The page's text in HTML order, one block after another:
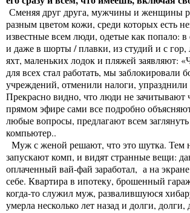
Сменяя друг друга, мужчины и женщины
разным цветом кожи, среди которых есть
известные всем люди, одетые как попало:
и даже в шорты / плавки, из студий и с гор,
яхт, маленьких лодок и пляжей заявляют:
для всех стал работать, мы заблокировали
учреждений, отменили налоги,
Прекрасно видно, что люди не зачитывают
прямом эфире сами все подробно
любые вопросы, предлагают всем
компьютер..
Муж с женой решают, что это шутка. Тем
запускают комп, и видят странные вещи:
оплаченный вай-фай заработал, а на
себе. Квартира в ипотеку, брошенный
когда-то служил муж, развалившуюся
умерла несколько лет назад и долги,